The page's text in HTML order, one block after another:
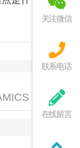
关注微信
联系电话
在线留言